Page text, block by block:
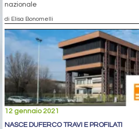
nazionale
di Elisa Bonomelli
12 gennaio 2021
NASCE DUFERCO TRAVI E PROFILATI